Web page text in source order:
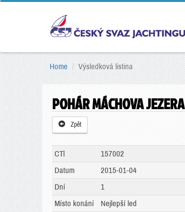
Home Výsledková listina
POHÁR MÁCHOVA JEZERA
Zpět
CTl
157002
Datum
2015-01-04
Dní
1
Místo konání
Nejlepší led